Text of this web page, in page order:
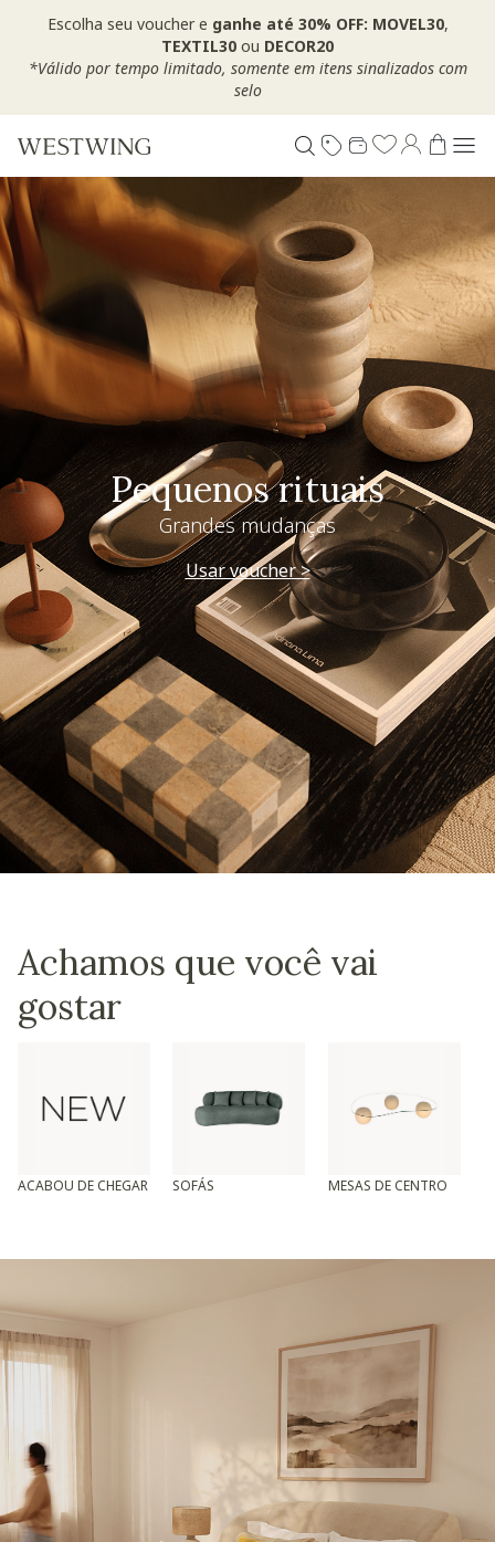
Escolha seu voucher e ganhe até 30% OFF: MOVEL30,
TEXTIL30 ou DECOR20
*Válido por tempo limitado, somente em itens sinalizados com
selo
Pequenos rituais
Grandes mudanças
Usar voucher >
Achamos que você vai
gostar
ACABOU DE CHEGAR SOFÁS MESAS DE CENTRO